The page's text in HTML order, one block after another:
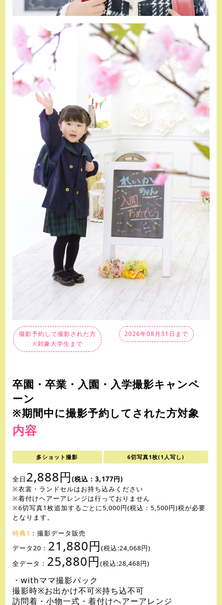
撮影予約して撮影された方
※対象大学生まで
2026年08月31日まで
卒園・卒業・入園・入学撮影キャンペ
ーン
※期間中に撮影予約してされた方対象
内容
多ショット撮影 6切写真1枚(1人写し)
全日 2,888円(税込：3,177円)
※衣裳・ランドセルはお持ち込みください
※着付けヘアーアレンジは行っておりません
※6切写真1枚追加するごとに5,000円(税込：5,500円)税が必要
となります。
特典1 ： 撮影データ販売
データ20： 21,880円(税込:24,068円)
全データ： 25,880円(税込:28,468円)
・withママ撮影パック
撮影時※お出かけ不可※持ち込不可
訪問着・小物一式・着付けヘアーアレンジ